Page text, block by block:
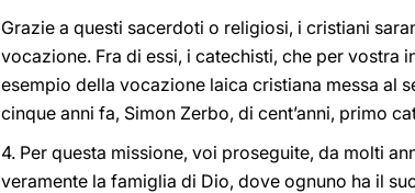
Grazie a questi sacerdoti o religiosi, i cristiani
vocazione. Fra di essi, i catechisti, che per
esempio della vocazione laica cristiana messa al
cinque anni fa, Simon Zerbo, di cent’anni, primo
4. Per questa missione, voi proseguite, da molti
veramente la famiglia di Dio, dove ognuno ha il